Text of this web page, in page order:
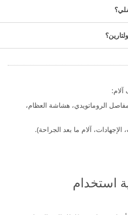
غير السترودية.
الروماتويدي، هشاشة العظام،
الإجهادات، آلام ما بعد الجراحة).
استخدام